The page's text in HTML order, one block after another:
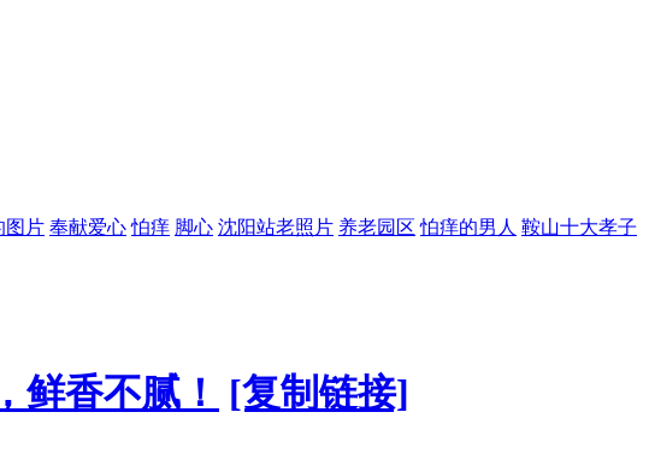
图片 奉献爱心 怕痒 脚心 沈阳站老照片 养老园区 怕痒的男人 鞍山十大孝子
鲜香不腻！ [复制链接]